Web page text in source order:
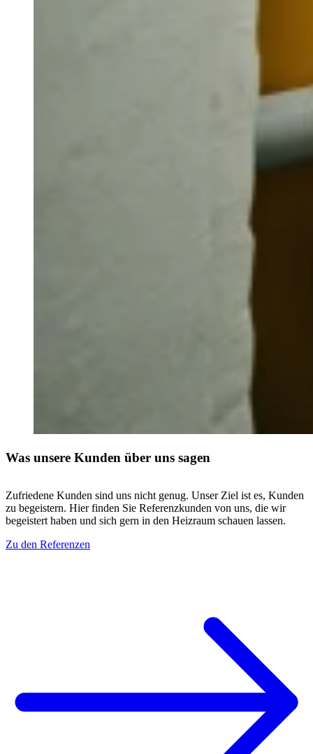
Was unsere Kunden über uns sagen
Zufriedene Kunden sind uns nicht genug. Unser Ziel ist es, Kunden
zu begeistern. Hier finden Sie Referenzkunden von uns, die wir
begeistert haben und sich gern in den Heizraum schauen lassen.
Zu den Referenzen